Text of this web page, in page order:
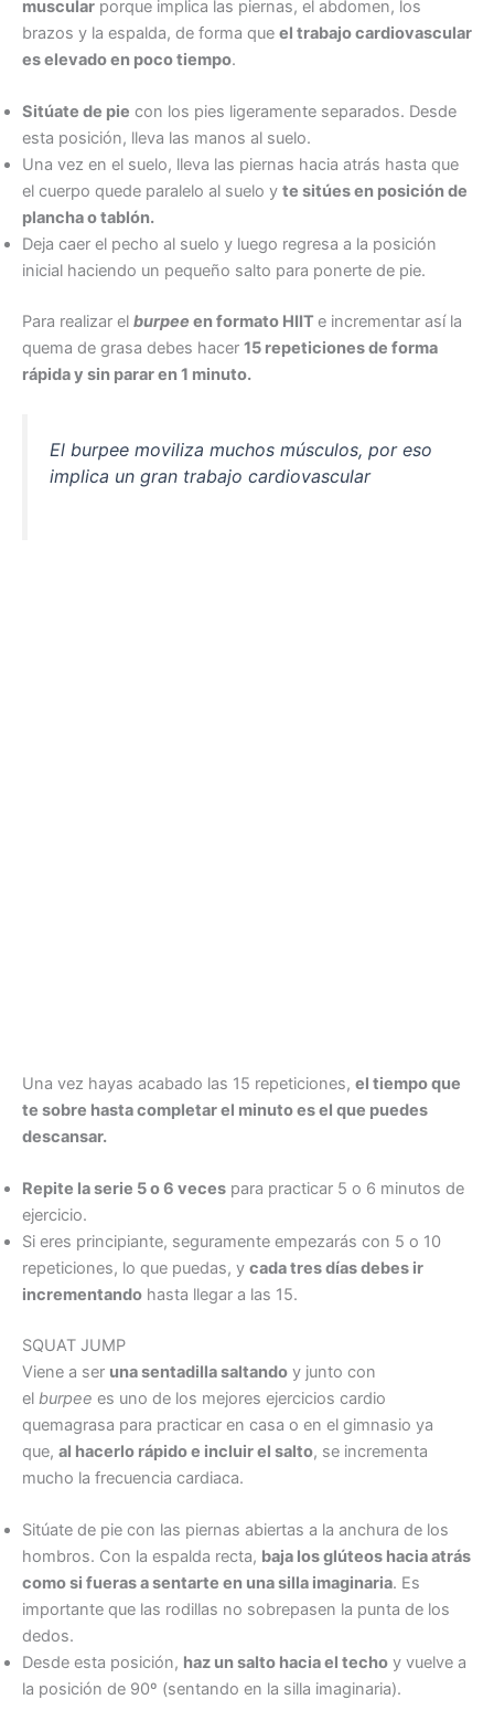
muscular porque implica las piernas, el abdomen, los
brazos y la espalda, de forma que el trabajo cardiovascular
es elevado en poco tiempo.
Sitúate de pie con los pies ligeramente separados. Desde
esta posición, lleva las manos al suelo.
Una vez en el suelo, lleva las piernas hacia atrás hasta que
el cuerpo quede paralelo al suelo y te sitúes en posición de
plancha o tablón.
Deja caer el pecho al suelo y luego regresa a la posición
inicial haciendo un pequeño salto para ponerte de pie.
Para realizar el burpee en formato HIITe incrementar así la
quema de grasa debes hacer 15 repeticiones de forma
rápida y sin parar en 1 minuto.
El burpee moviliza muchos músculos, por eso
implica un gran trabajo cardiovascular
Una vez hayas acabado las 15 repeticiones, el tiempo que
te sobre hasta completar el minuto es el que puedes
descansar.
Repite la serie 5 o 6 veces para practicar 5 o 6 minutos de
ejercicio.
Si eres principiante, seguramente empezarás con 5 o 10
repeticiones, lo que puedas, y cada tres días debes ir
incrementando hasta llegar a las 15.
SQUAT JUMP
Viene a ser una sentadilla saltando y junto con
el burpee es uno de los mejores ejercicios cardio
quemagrasa para practicar en casa o en el gimnasio ya
que, al hacerlo rápido e incluir el salto, se incrementa
mucho la frecuencia cardiaca.
Sitúate de pie con las piernas abiertas a la anchura de los
hombros. Con la espalda recta, baja los glúteos hacia atrás
como si fueras a sentarte en una silla imaginaria. Es
importante que las rodillas no sobrepasen la punta de los
dedos.
Desde esta posición, haz un salto hacia el techo y vuelve a
la posición de 90º (sentando en la silla imaginaria).